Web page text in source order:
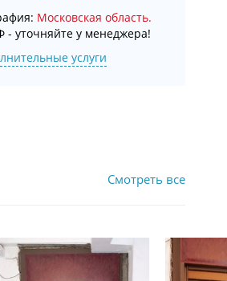
Московская область.
- уточняйте у менеджера!
услуги
Смотреть все